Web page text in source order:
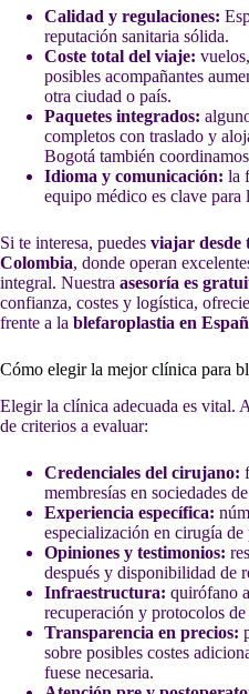
Calidad y regulaciones:
reputación sanitaria sólida.
Coste total del viaje:
posibles acompañantes
otra ciudad o país.
Paquetes integrados:
completos con traslado y
Bogotá también
Idioma y comunicación: la
equipo médico es clave
Si te interesa, puedes viajar desde
Colombia, donde operan
integral. Nuestra asesoría es
confianza, costes y logística,
frente a la blefaroplastia en
Cómo elegir la mejor clínica para
Elegir la clínica adecuada es vital.
de criterios a evaluar:
Credenciales del cirujano:
membresías en sociedades
Experiencia específica:
especialización en cirugía
Opiniones y testimonios:
después y disponibilidad de
Infraestructura: quirófano
recuperación y protocolos de
Transparencia en precios:
sobre posibles costes
fuese necesaria.